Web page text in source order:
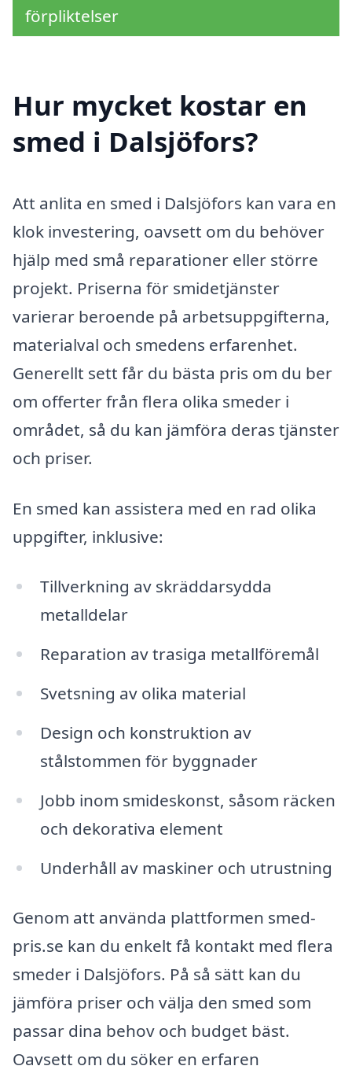
förpliktelser
Hur mycket kostar en
smed i Dalsjöfors?
Att anlita en smed i Dalsjöfors kan vara en
klok investering, oavsett om du behöver
hjälp med små reparationer eller större
projekt. Priserna för smidetjänster
varierar beroende på arbetsuppgifterna,
materialval och smedens erfarenhet.
Generellt sett får du bästa pris om du ber
om offerter från flera olika smeder i
området, så du kan jämföra deras tjänster
och priser.
En smed kan assistera med en rad olika
uppgifter, inklusive:
Tillverkning av skräddarsydda
metalldelar
Reparation av trasiga metallföremål
Svetsning av olika material
Design och konstruktion av
stålstommen för byggnader
Jobb inom smideskonst, såsom räcken
och dekorativa element
Underhåll av maskiner och utrustning
Genom att använda plattformen smed-
pris.se kan du enkelt få kontakt med flera
smeder i Dalsjöfors. På så sätt kan du
jämföra priser och välja den smed som
passar dina behov och budget bäst.
Oavsett om du söker en erfaren